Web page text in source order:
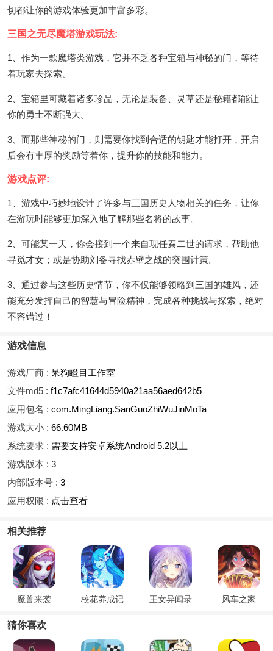
切都让你的游戏体验更加丰富多彩。
三国之无尽魔塔游戏玩法:
1、作为一款魔塔类游戏，它并不乏各种宝箱与神秘的门，等待
着玩家去探索。
2、宝箱里可藏着诸多珍品，无论是装备、灵草还是秘籍都能让
你的勇士不断强大。
3、而那些神秘的门，则需要你找到合适的钥匙才能打开，开启
后会有丰厚的奖励等着你，提升你的技能和能力。
游戏点评:
1、游戏中巧妙地设计了许多与三国历史人物相关的任务，让你
在游玩时能够更加深入地了解那些名将的故事。
2、可能某一天，你会接到一个来自现任秦二世的请求，帮助他
寻觅才女；或是协助刘备寻找赤壁之战的突围计策。
3、通过参与这些历史情节，你不仅能够领略到三国的雄风，还
能充分发挥自己的智慧与冒险精神，完成各种挑战与探索，绝对
不容错过！
游戏信息
游戏厂商 : 呆狗瞪目工作室
文件md5 : f1c7afc41644d5940a21aa56aed642b5
应用包名 : com.MingLiang.SanGuoZhiWuJinMoTa
游戏大小 : 66.60MB
系统要求 : 需要支持安卓系统Android 5.2以上
游戏版本 : 3
内部版本号 : 3
应用权限 : 点击查看
相关推荐
魔兽来袭 校花养成记 王女异闻录 风车之家
猜你喜欢